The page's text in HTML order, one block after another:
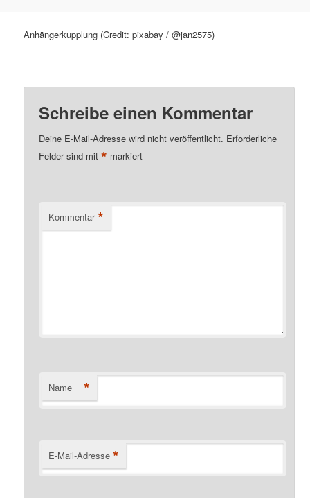
Anhängerkupplung (Credit: pixabay / @jan2575)
Schreibe einen Kommentar
Deine E-Mail-Adresse wird nicht veröffentlicht. Erforderliche
Felder sind mit* markiert
Kommentar *
Name *
E-Mail-Adresse *